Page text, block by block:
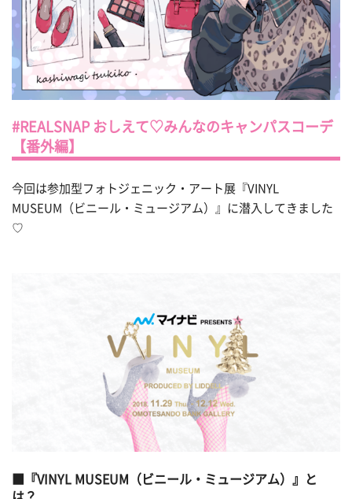
#REALSNAP おしえて♡みんなのキャンパスコーデ
【番外編】
今回は参加型フォトジェニック・アート展『VINYL
MUSEUM（ビニール・ミュージアム）』に潜入してきました
♡
『VINYL MUSEUM（ビニール・ミュージアム）』と